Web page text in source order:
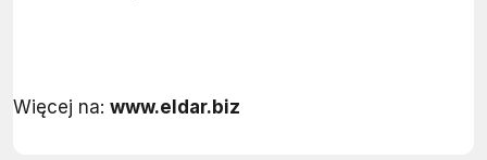
Więcej na: www.eldar.biz